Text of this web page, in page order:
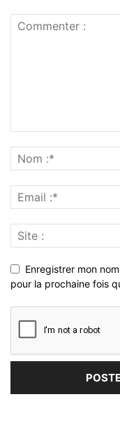
Enregistrer mon
pour la prochaine fois